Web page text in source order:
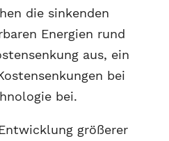
die sinkenden
Energien rund
aus, ein
bei
bei.
größerer